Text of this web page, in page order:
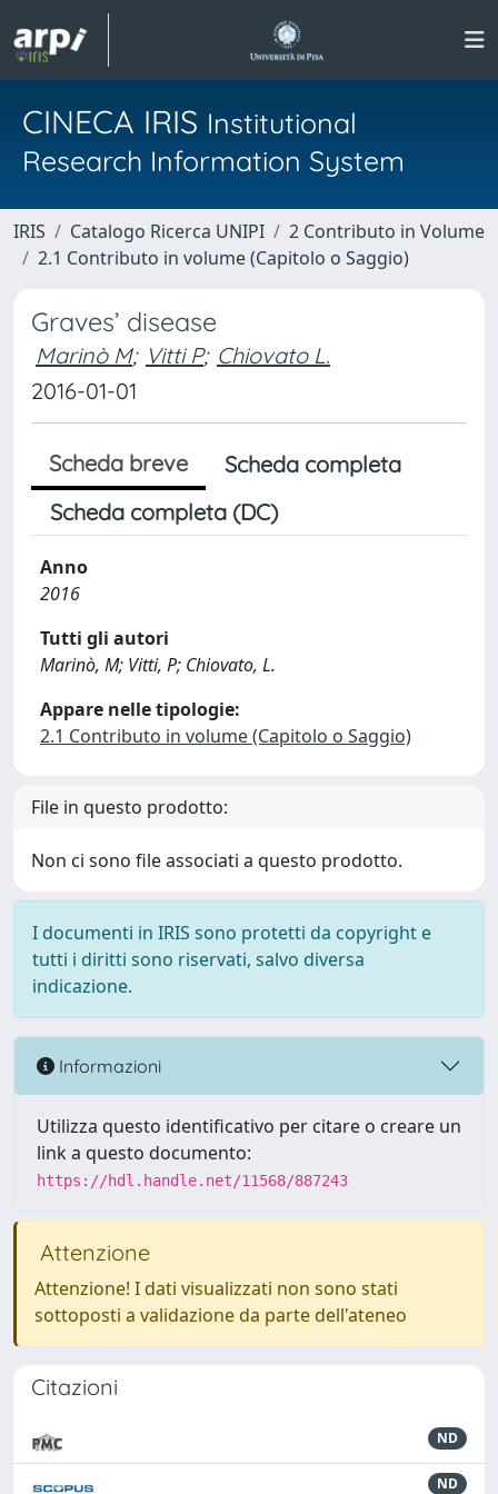
CINECA IRIS Institutional
Research Information System
IRIS Catalogo Ricerca UNIPI
2 Contributo in Volume
2.1 Contributo in volume (Capitolo o Saggio)
Graves’ disease
Marinò M; Vitti P; Chiovato L.
2016-01-01
Scheda breve
Scheda completa
Scheda completa (DC)
Anno
2016
Tutti gli autori
Marinò, M; Vitti, P; Chiovato, L.
Appare nelle tipologie:
2.1 Contributo in volume (Capitolo o Saggio)
File in questo prodotto:
Non ci sono file associati a questo prodotto.
I documenti in IRIS sono protetti da copyright e
tutti i diritti sono riservati, salvo diversa
indicazione.
Informazioni
Utilizza questo identificativo per citare o creare un
link a questo documento:
https://hdl.handle.net/11568/887243
Attenzione
Attenzione! I dati visualizzati non sono stati
sottoposti a validazione da parte dell'ateneo
Citazioni
ND
ND